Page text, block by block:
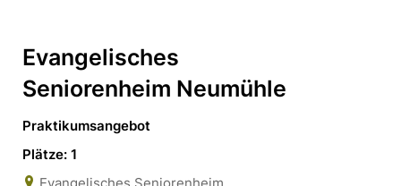
Evangelisches
Seniorenheim Neumühle
Praktikumsangebot
Plätze: 1